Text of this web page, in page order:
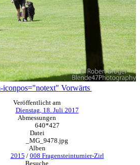
iconpos="notext" Vorwärts
Veröffentlicht am
Dienstag, 18. Juli 2017
Abmessungen
640*427
Datei
_MG_9478.jpg
Alben
2015 / 008 Fragensteinturnier-Zirl
Besuche